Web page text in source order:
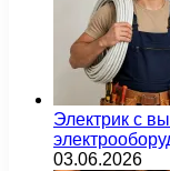
Электрик с
03.06.2026